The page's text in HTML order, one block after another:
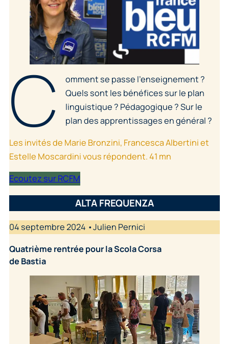
C
omment se passe l’enseignement ?
Quels sont les bénéfices sur le plan
linguistique ? Pédagogique ? Sur le
plan des apprentissages en général ?
Les invités de Marie Bronzini, Francesca Albertini et
Estelle Moscardini vous répondent. 41 mn
Ecoutez sur RCFM
ALTA FREQUENZA
04 septembre 2024 •Julien Pernici
Quatrième rentrée pour la Scola Corsa
de Bastia